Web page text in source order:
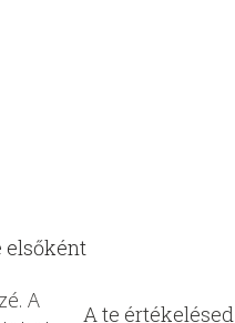
elsőként
A
A te értékelésed